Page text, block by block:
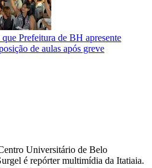
Prefeitura de BH apresente
de aulas após greve
Universitário de Belo
é repórter multimídia da Itatiaia.